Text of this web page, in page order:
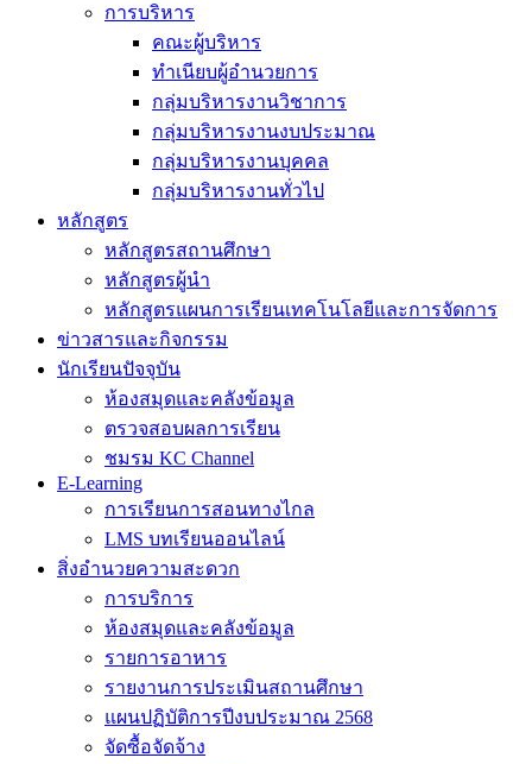
การบริหาร
คณะผู้บริหาร
ทำเนียบผู้อำนวยการ
กลุ่มบริหารงานวิชาการ
กลุ่มบริหารงานงบประมาณ
กลุ่มบริหารงานบุคคล
กลุ่มบริหารงานทั่วไป
หลักสูตร
หลักสูตรสถานศึกษา
หลักสูตรผู้นำ
หลักสูตรแผนการเรียนเทคโนโลยีและการจัดการ
ข่าวสารและกิจกรรม
นักเรียนปัจจุบัน
ห้องสมุดและคลังข้อมูล
ตรวจสอบผลการเรียน
ชมรม KC Channel
E-Learning
การเรียนการสอนทางไกล
LMS บทเรียนออนไลน์
สิ่งอำนวยความสะดวก
การบริการ
ห้องสมุดและคลังข้อมูล
รายการอาหาร
รายงานการประเมินสถานศึกษา
แผนปฏิบัติการปีงบประมาณ 2568
จัดซื้อจัดจ้าง